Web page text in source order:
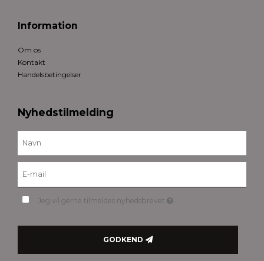
Information
Om os
Kontakt
Handelsbetingelser
Nyhedstilmelding
Jeg vil gerne tilmeldes nyhedsbrevet
GODKEND